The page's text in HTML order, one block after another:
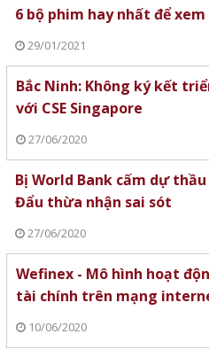
6 bộ phim hay nhất để
29/01/2021
Bắc Ninh: Không ký kết
với CSE Singapore
27/06/2020
Bị World Bank cấm dự
Đẩu thừa nhận sai sót
27/06/2020
Wefinex - Mô hình hoạt
tài chính trên mạng
10/06/2020